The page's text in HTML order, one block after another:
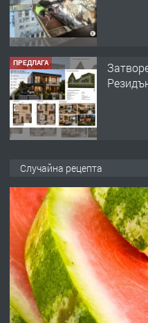
ПРЕДЛАГА
537 426
ПРЕДЛАГА
Давам
без
Случайна рецепта